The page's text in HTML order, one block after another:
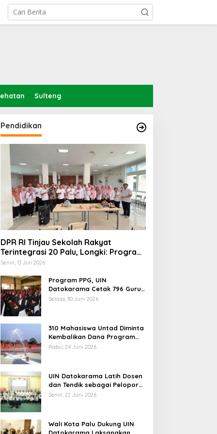
Sulteng
Pendidikan
DPR RI Tinjau Sekolah Rakyat
Terintegrasi 20 Palu, Longki: Program
Prabowo Angkat Martabat Anak
Senin, 13 Juli 2026
Program PPG, UIN
Datokarama Cetak 796 Guru
Profesional
Selasa, 30 Juni 2026
310 Mahasiswa Untad Diminta
Kembalikan Dana Program
Berani Cerdas, Kadisdik
Rabu, 24 Juni 2026
UIN Datokarama Latih Dosen
dan Tendik sebagai Pelopor
Moderasi Beragama
Senin, 22 Juni 2026
Wali Kota Palu Dukung UIN